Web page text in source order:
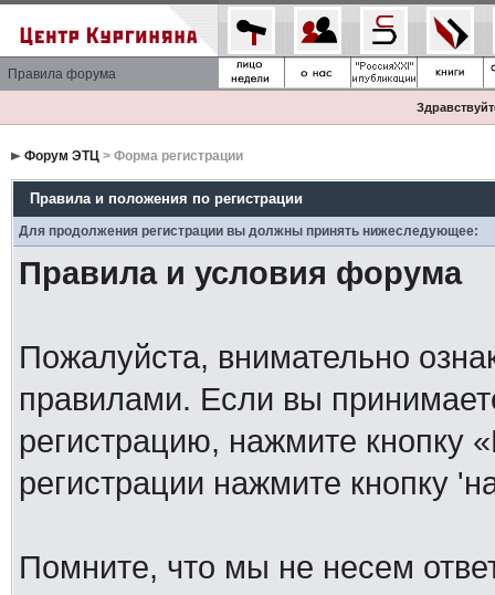
Правила форума
Форум ЭТЦ> Форма регистрации
Правила и положения по регистрации
Для продолжения регистрации вы должны принять нижеследующее:
Правила и условия форума
Пожалуйста, внимательно
правилами. Если вы
регистрацию, нажмите кнопку
регистрации нажмите кнопку
Помните, что мы не несем